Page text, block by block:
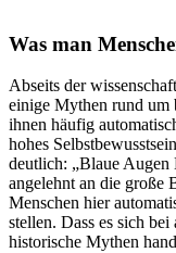
Was man
Abseits der
einige Mythen rund um
ihnen häufig
hohes
deutlich: „Blaue Augen
angelehnt an die große
Menschen hier
stellen. Dass es sich
historische Mythen